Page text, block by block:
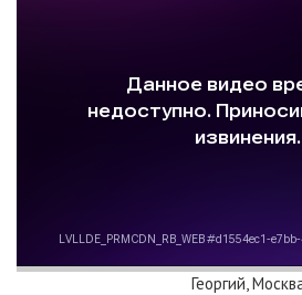
Георгий,